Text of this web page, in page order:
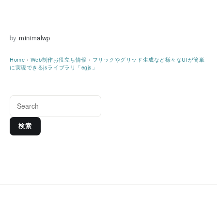
by minimalwp
Home › Web制作お役立ち情報 › フリックやグリッド生成など様々なUIが簡単
に実現できるjsライブラリ「egjs」
検索